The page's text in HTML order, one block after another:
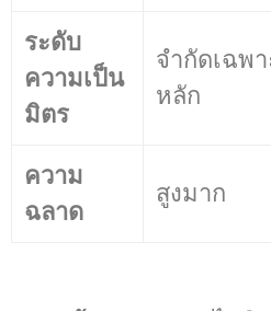
ระดับ
ความเป็น
มิตร
จำกัดเฉพ
หลัก
ความ
ฉลาด
สูงมาก